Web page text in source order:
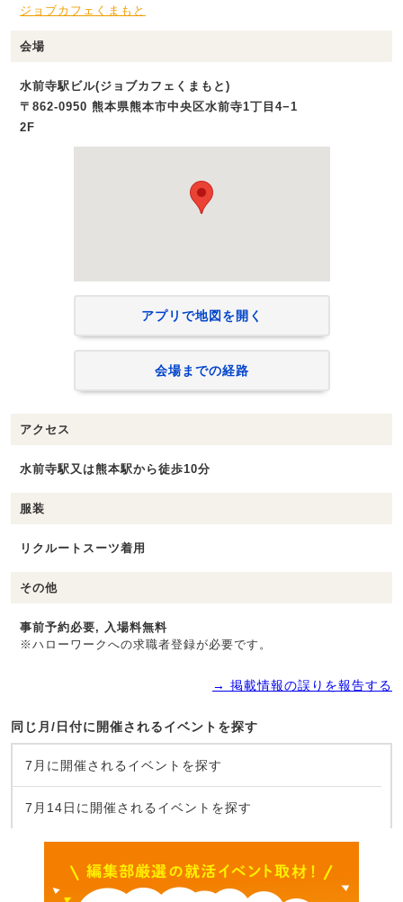
ジョブカフェくまもと
会場
水前寺駅ビル(ジョブカフェくまもと)
〒862-0950 熊本県熊本市中央区水前寺1丁目4−1
2F
アプリで地図を開く
会場までの経路
アクセス
水前寺駅又は熊本駅から徒歩10分
服装
リクルートスーツ着用
その他
事前予約必要, 入場料無料
※ハローワークへの求職者登録が必要です。
→ 掲載情報の誤りを報告する
同じ月/日付に開催されるイベントを探す
7月に開催されるイベントを探す
7月14日に開催されるイベントを探す